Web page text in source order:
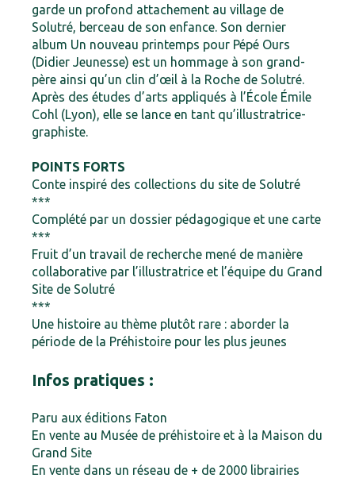
garde un profond attachement au village de
Solutré, berceau de son enfance. Son dernier
album Un nouveau printemps pour Pépé Ours
(Didier Jeunesse) est un hommage à son grand-
père ainsi qu’un clin d’œil à la Roche de Solutré.
Après des études d’arts appliqués à l’École Émile
Cohl (Lyon), elle se lance en tant qu’illustratrice-
graphiste.
POINTS FORTS
Conte inspiré des collections du site de Solutré
***
Complété par un dossier pédagogique et une carte
***
Fruit d’un travail de recherche mené de manière
collaborative par l’illustratrice et l’équipe du Grand
Site de Solutré
***
Une histoire au thème plutôt rare : aborder la
période de la Préhistoire pour les plus jeunes
Infos pratiques :
Paru aux éditions Faton
En vente au Musée de préhistoire et à la Maison du
Grand Site
En vente dans un réseau de + de 2000 librairies